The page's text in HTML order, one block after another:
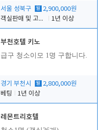
서울 성북구 월 2,900,000원
객실판매 및 고객응대
1년 이상
부천호텔 키노
급구 청소이모 1명 구합니다.
경기 부천시 월 2,800,000원
베팅
1년 이상
레몬트리호텔